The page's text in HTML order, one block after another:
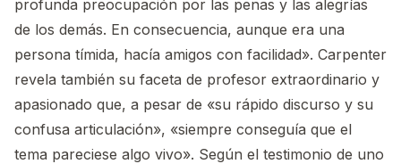
profunda preocupación por las penas y las alegrías
de los demás. En consecuencia, aunque era una
persona tímida, hacía amigos con facilidad». Carpenter
revela también su faceta de profesor extraordinario y
apasionado que, a pesar de «su rápido discurso y su
confusa articulación», «siempre conseguía que el
tema pareciese algo vivo». Según el testimonio de uno